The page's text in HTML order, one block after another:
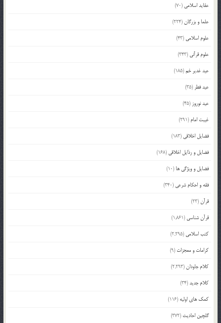
عقاید اسلامی (70)
علما و بزرگان(224)
علوم اسلامی (43)
علوم قرآنی (343)
عید غدیر خم(185)
عید فطر (35)
عید نوروز (45)
غیبت امام (291)
فضایل اخلاقی (183)
فضایل و رذایل اخلاقی (168)
فضایل و ویژگی ها (10)
فقه و احکام شرعی (340)
قرآن(23)
قرآن شناسی (1,861)
کتب اسلامی (2,295)
کرامات و معجزات (9)
کلام جاودان(2,293)
کلام جدید(34)
کمک های اولیه (116)
گلچین احادیث (372)